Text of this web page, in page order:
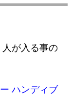
人が入る事の
ハンディブ